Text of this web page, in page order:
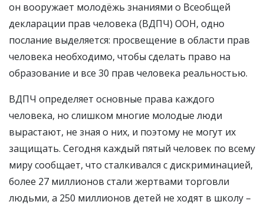
он вооружает молодёжь знаниями о Всеобщей
декларации прав человека (ВДПЧ) ООН, одно
послание выделяется: просвещение в области прав
человека необходимо, чтобы сделать право на
образование и все 30 прав человека реальностью.
ВДПЧ определяет основные права каждого
человека, но слишком многие молодые люди
вырастают, не зная о них, и поэтому не могут их
защищать. Сегодня каждый пятый человек по всему
миру сообщает, что сталкивался с дискриминацией,
более 27 миллионов стали жертвами торговли
людьми, а 250 миллионов детей не ходят в школу –